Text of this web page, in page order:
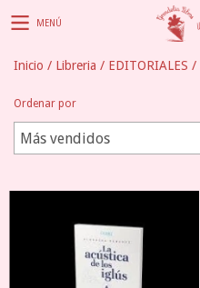
MENÚ
Inicio / Libreria / EDITORIALES /
Ordenar por